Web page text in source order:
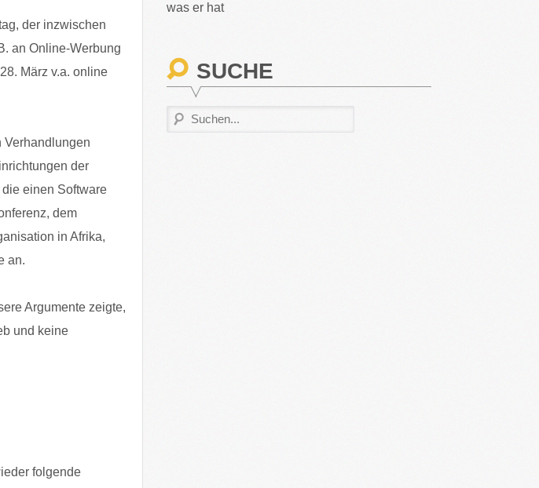
der inzwischen
an Online-Werbung
März v.a. online
Verhandlungen
der
die einen Software
dem
in Afrika,
an.
Argumente zeigte,
und keine
folgende
was er hat
SUCHE